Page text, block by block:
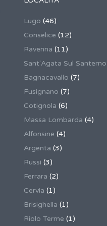
Lugo (46)
Conselice (12)
Ravenna (11)
Sant'Agata Sul Santerno
Bagnacavallo (7)
Fusignano (7)
Cotignola (6)
Massa Lombarda (4)
Alfonsine (4)
Argenta (3)
Russi (3)
Ferrara (2)
Cervia (1)
Brisighella (1)
Riolo Terme (1)